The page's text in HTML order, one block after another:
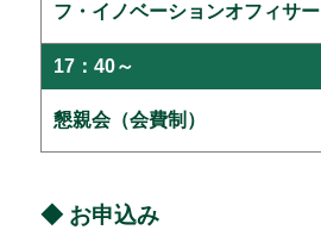
フ・イノベーションオフィサー
17：40～
懇親会（会費制）
◆ お申込み